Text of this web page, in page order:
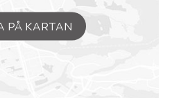
PÅ KARTAN